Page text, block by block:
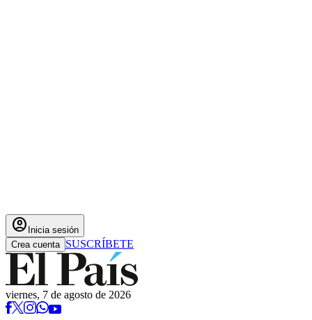
account_circle Inicia sesión
Crea cuenta SUSCRÍBETE
viernes, 7 de agosto de 2026